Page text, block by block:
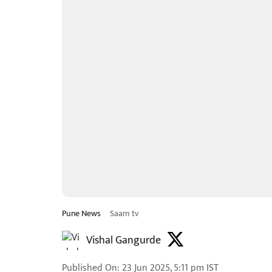
Pune News Saam tv
Vishal Gangurde
Published On: 23 Jun 2025, 5:11 pm IST